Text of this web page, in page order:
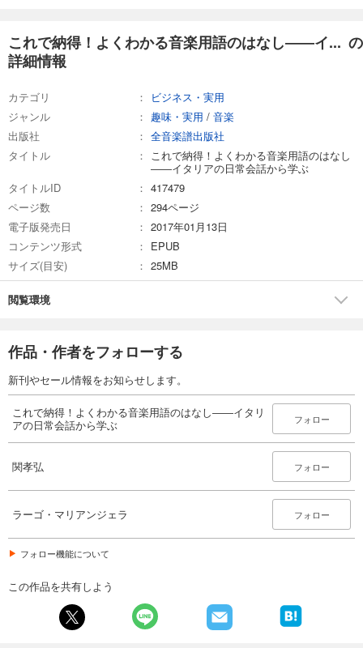
これで納得！よくわかる音楽用語のはなし――イ... の
詳細情報
カテゴリ
ビジネス・実用
ジャンル
趣味・実用 / 音楽
出版社
全音楽譜出版社
タイトル
これで納得！よくわかる音楽用語のはなし
――イタリアの日常会話から学ぶ
タイトルID
417479
ページ数
294ページ
電子版発売日
2017年01月13日
コンテンツ形式
EPUB
サイズ(目安)
25MB
閲覧環境
作品・作者をフォローする
新刊やセール情報をお知らせします。
これで納得！よくわかる音楽用語のはなし――イタリ
アの日常会話から学ぶ
フォロー
関孝弘 フォロー
ラーゴ・マリアンジェラ フォロー
フォロー機能について
この作品を共有しよう